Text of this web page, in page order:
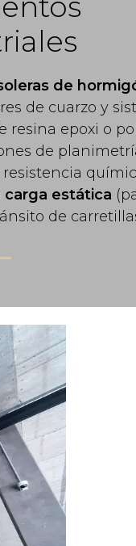
de
de cuarzo y
resina epoxi o
de
carga estática
de